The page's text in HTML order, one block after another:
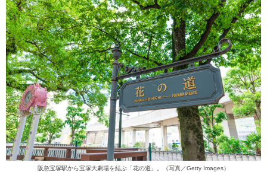
阪急宝塚駅から宝塚大劇場を結ぶ「花の道」。（写真／Getty Images）